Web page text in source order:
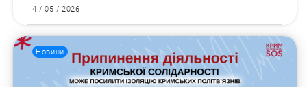
4 / 05 / 2026
Новини